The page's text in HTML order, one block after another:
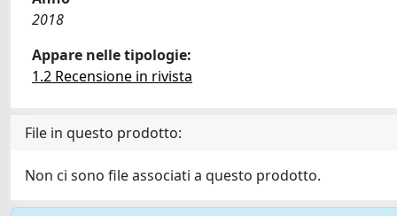
2018
Appare nelle tipologie:
1.2 Recensione in rivista
File in questo prodotto:
Non ci sono file associati a questo prodotto.